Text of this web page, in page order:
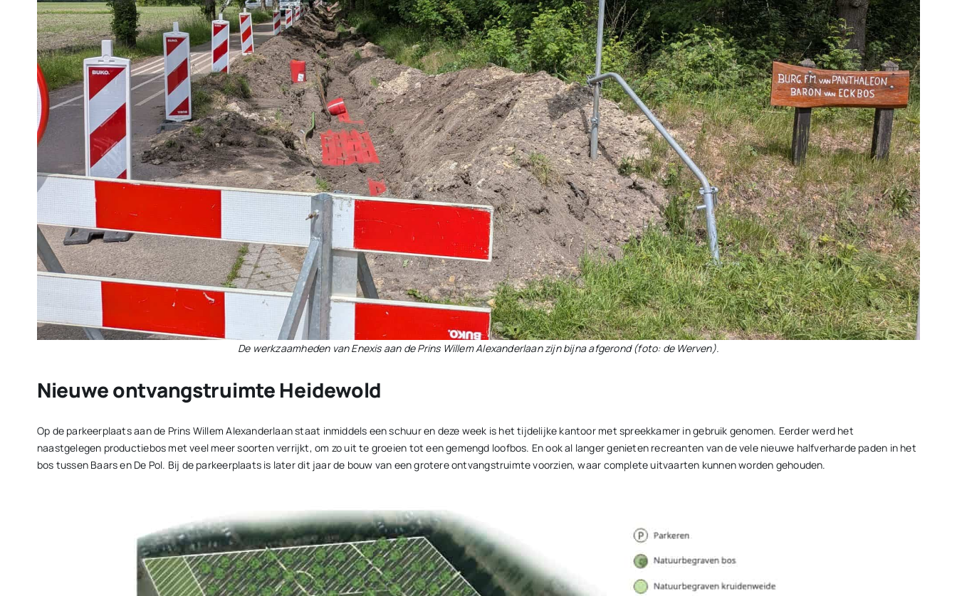
De werkzaamheden van Enexis aan de Prins Willem Alexanderlaan zijn bijna afgerond (foto: de Werven).
Nieuwe ontvangstruimte Heidewold
Op de parkeerplaats aan de Prins Willem Alexanderlaan staat inmiddels een schuur en deze week is het tijdelijke kantoor met spreekkamer in gebruik genomen. Eerder werd het
naastgelegen productiebos met veel meer soorten verrijkt, om zo uit te groeien tot een gemengd loofbos. En ook al langer genieten recreanten van de vele nieuwe halfverharde paden in het
bos tussen Baars en De Pol. Bij de parkeerplaats is later dit jaar de bouw van een grotere ontvangstruimte voorzien, waar complete uitvaarten kunnen worden gehouden.